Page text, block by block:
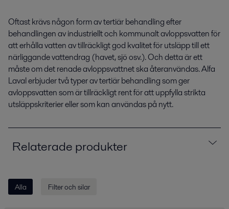
Oftast krävs någon form av tertiär behandling efter
behandlingen av industriellt och kommunalt avloppsvatten för
att erhålla vatten av tillräckligt god kvalitet för utsläpp till ett
närliggande vattendrag (havet, sjö osv.). Och detta är ett
måste om det renade avloppsvattnet ska återanvändas. Alfa
Laval erbjuder två typer av tertiär behandling som ger
avloppsvatten som är tillräckligt rent för att uppfylla strikta
utsläppskriterier eller som kan användas på nytt.
Relaterade produkter
Alla Filter och silar